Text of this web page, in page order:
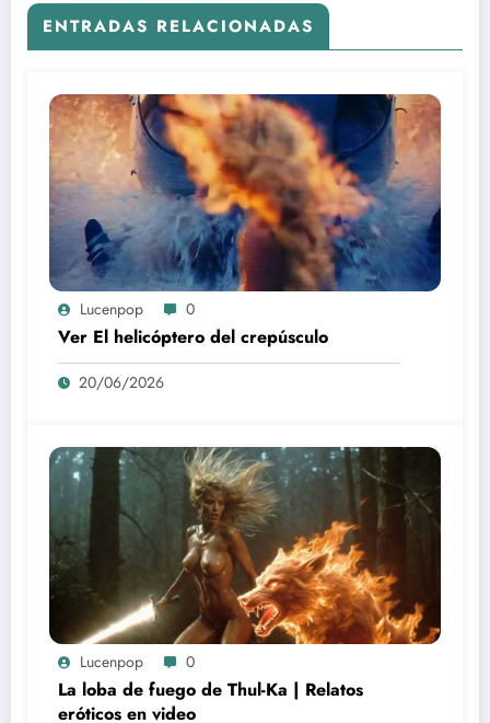
ENTRADAS RELACIONADAS
Lucenpop 0
Ver El helicóptero del crepúsculo
20/06/2026
Lucenpop 0
La loba de fuego de Thul-Ka | Relatos
eróticos en video